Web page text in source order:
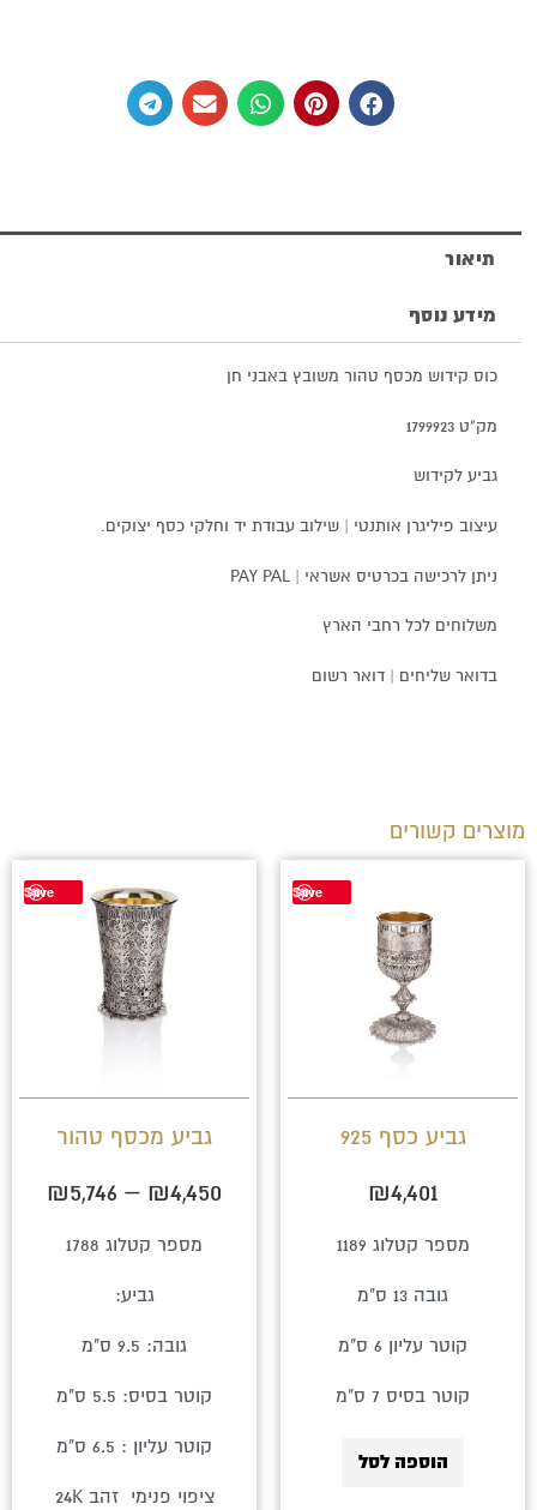
תיאור
מידע נוסף
כוס קידוש מכסף טהור משובץ באבני חן
מק"ט 1799923
גביע לקידוש
עיצוב פיליגרן אותנטי | שילוב עבודת יד וחלקי כסף יצוקים.
ניתן לרכישה בכרטיס אשראי | PAY PAL
משלוחים לכל רחבי הארץ
בדואר שליחים | דואר רשום
מוצרים קשורים
Save
גביע כסף 925
₪4,401
מספר קטלוג 1189
גובה 13 ס"מ
קוטר עליון 6 ס"מ
קוטר בסיס 7 ס"מ
הוספה לסל
Save
גביע מכסף טהור
₪4,450
–
₪5,746
טווח
מספר קטלוג 1788
גביע:
גובה: 9.5 ס"מ
קוטר בסיס: 5.5 ס"מ
קוטר עליון : 6.5 ס"מ
ציפוי פנימי זהב 24K
למוצר